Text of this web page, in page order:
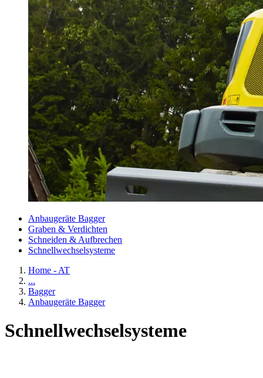
Anbaugeräte Bagger
Graben & Verdichten
Schneiden & Aufbrechen
Schnellwechselsysteme
Home - AT
...
Bagger
Anbaugeräte Bagger
Schnellwechselsysteme